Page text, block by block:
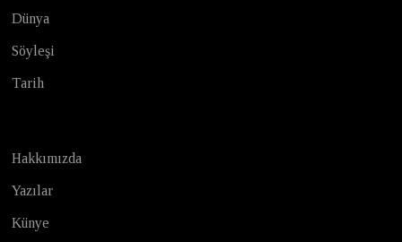
Dünya
Söyleşi
Tarih
Hakkımızda
Yazılar
Künye